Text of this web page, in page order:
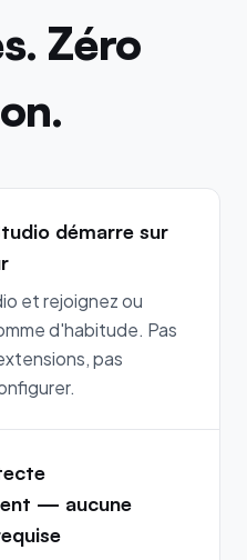
Zéro
démarre sur
et rejoignez ou
d'habitude. Pas
pas
— aucune